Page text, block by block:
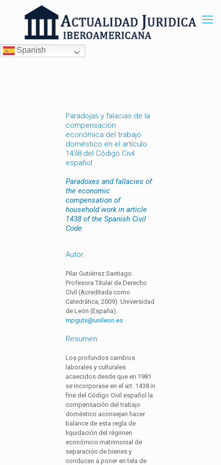
Spanish
Paradojas y falacias de la
compensación
económica del trabajo
doméstico en el artículo
1438 del Código Civil
español.
Paradoxes and fallacies of
the economic
compensation of
household work in article
1438 of the Spanish Civil
Code.
Autor:
Pilar Gutiérrez Santiago.
Profesora Titular de Derecho
Civil (Acreditada como
Catedrática, 2009). Universidad
de León (España).
mpguts@unileon.es
Resumen:
Los profundos cambios
laborales y culturales
acaecidos desde que en 1981
se incorporase en el art. 1438 in
fine del Código Civil español la
compensación del trabajo
doméstico aconsejan hacer
balance de esta regla de
liquidación del régimen
económico matrimonial de
separación de bienes y
conducen a poner en tela de